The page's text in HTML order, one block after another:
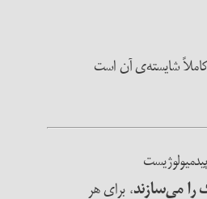
کاملاً شایسته‌ی آن است
را می‌سازند، برای هر